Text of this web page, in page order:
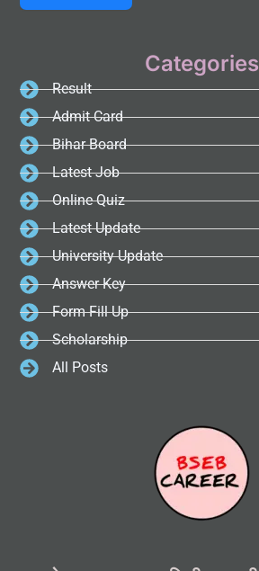
Categories
Result
Admit Card
Bihar Board
Latest Job
Online Quiz
Latest Update
University Update
Answer Key
Form Fill Up
Scholarship
All Posts